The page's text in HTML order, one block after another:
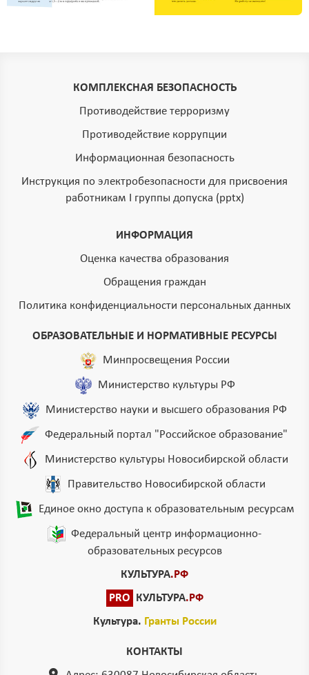
КОМПЛЕКСНАЯ БЕЗОПАСНОСТЬ
Противодействие терроризму
Противодействие коррупции
Информационная безопасность
Инструкция по электробезопасности для присвоения
работникам I группы допуска (pptx)
ИНФОРМАЦИЯ
Оценка качества образования
Обращения граждан
Политика конфиденциальности персональных данных
ОБРАЗОВАТЕЛЬНЫЕ И НОРМАТИВНЫЕ РЕСУРСЫ
Минпросвещения России
Министерство культуры РФ
Министерство науки и высшего образования РФ
Федеральный портал "Российское образование"
Министерство культуры Новосибирской области
Правительство Новосибирской области
Единое окно доступа к образовательным ресурсам
Федеральный центр информационно-
образовательных ресурсов
КУЛЬТУРА.РФ
PRO
КУЛЬТУРА.РФ
Культура. Гранты России
КОНТАКТЫ